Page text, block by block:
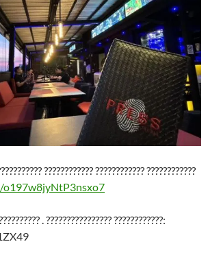
???????????? ???????????? ????????????
o197w8jyNtP3nsxo7
. ???????????????? ????????????: